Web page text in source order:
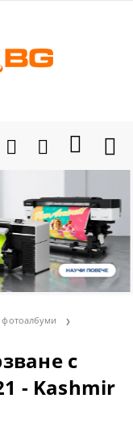
фотоалбуми
с
- Kashmir